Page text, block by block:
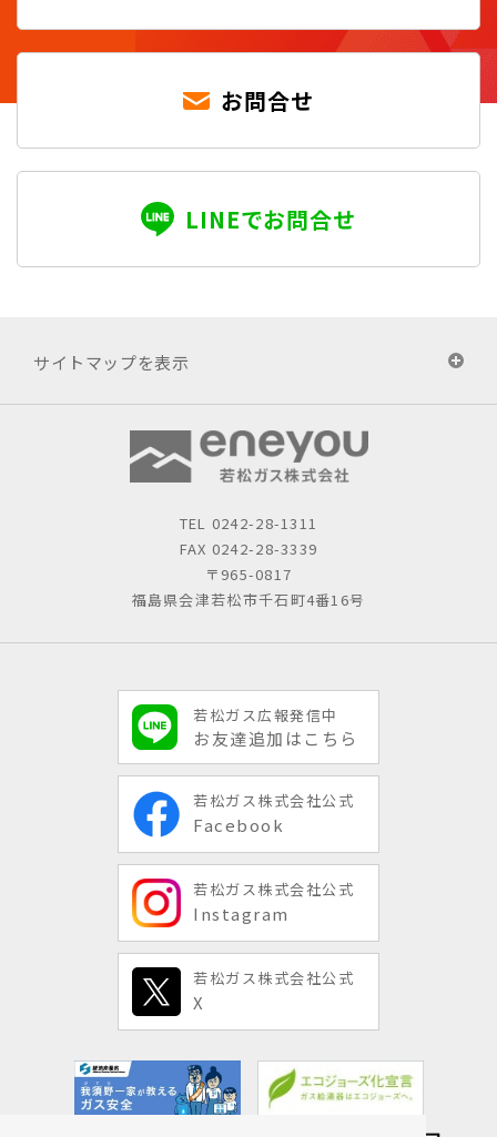
お問合せ
LINEでお問合せ
サイトマップを表示
TEL 0242-28-1311
FAX 0242-28-3339
〒965-0817
福島県会津若松市千石町4番16号
若松ガス広報発信中
お友達追加はこちら
若松ガス株式会社公式
Facebook
若松ガス株式会社公式
Instagram
若松ガス株式会社公式
X